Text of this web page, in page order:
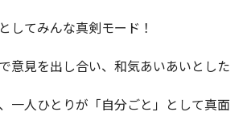
してみんな真剣モード！
意見を出し合い、和気あいあいとした
一人ひとりが「自分ごと」として真面